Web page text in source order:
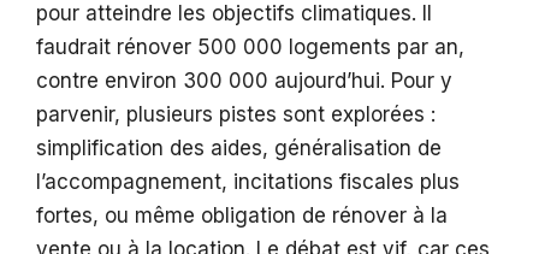
pour atteindre les objectifs climatiques. Il
faudrait rénover 500 000 logements par an,
contre environ 300 000 aujourd’hui. Pour y
parvenir, plusieurs pistes sont explorées :
simplification des aides, généralisation de
l’accompagnement, incitations fiscales plus
fortes, ou même obligation de rénover à la